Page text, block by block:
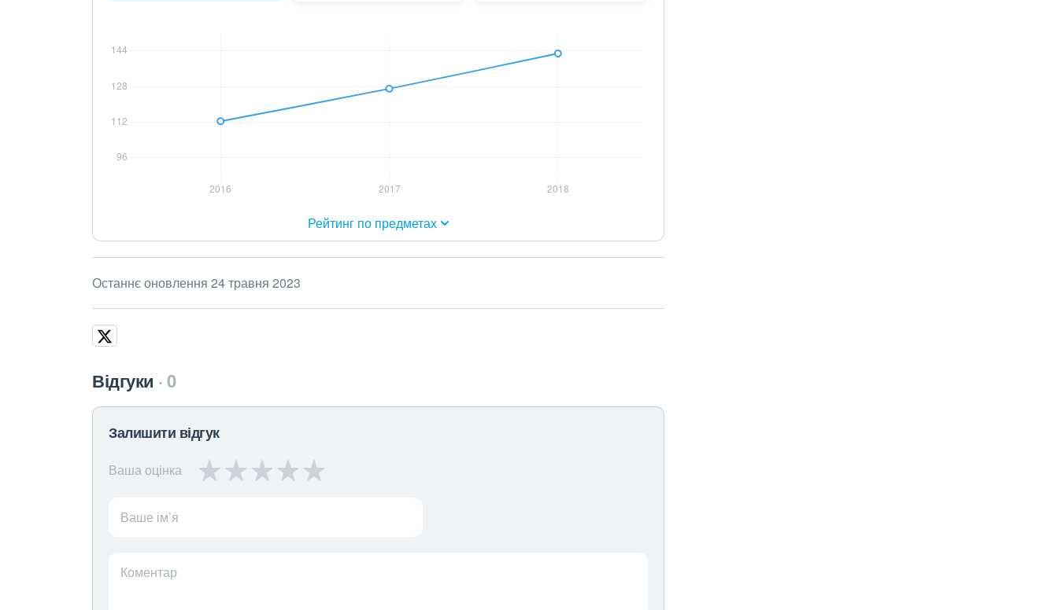
Рейтинг по предметах
Останнє оновлення 24 травня 2023
Відгуки 0
Залишити відгук
Ваша оцінка
Ваше ім’я
Коментар